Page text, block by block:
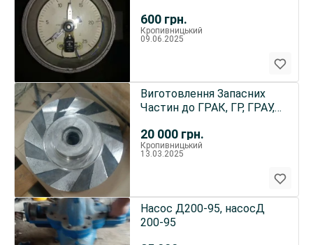
600 грн.
Кропивницький
09.06.2025
20 000 грн.
Виготовлення Запасних
Частин до ГРАК, ГР, ГРАУ,
Кропивницький
13.03.2025
Насос Д200-95, насосД
200-95